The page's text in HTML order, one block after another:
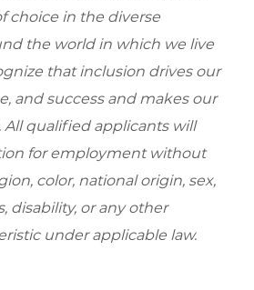
choice in the diverse
the world in which we live
that inclusion drives our
and success and makes our
All qualified applicants will
for employment without
color, national origin, sex,
disability, or any other
under applicable law.